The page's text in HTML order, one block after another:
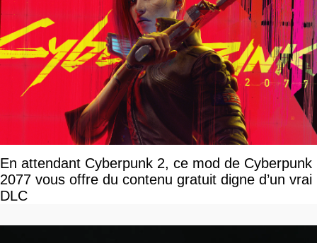
En attendant Cyberpunk 2, ce mod de Cyberpunk
2077 vous offre du contenu gratuit digne d’un vrai
DLC